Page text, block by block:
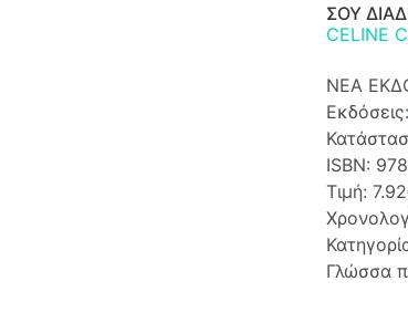
ΣΟΥ
CELINE
ΝΕΑ
Εκδόσεις:
ISBN:
Τιμή:
Γλώσσα